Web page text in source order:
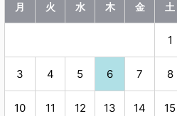
月 火 水 木 金 土
1
3 4 5 6 7 8
10 11 12 13 14 15